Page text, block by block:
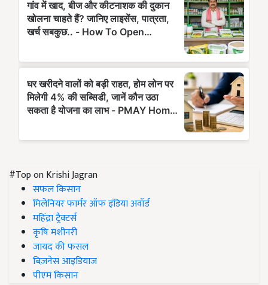
#Top on Krishi Jagran
सफल किसान
मिलेनियर फार्मर ऑफ इंडिया अवॉर्ड
महिंद्रा ट्रैक्टर्स
कृषि मशीनरी
जायद की फसल
बिज़नेस आइडियाज
पीएम किसान